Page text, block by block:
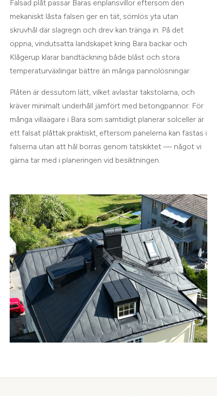
Falsad plåt passar Baras enplansvillor eftersom den
mekaniskt låsta falsen ger en tät, sömlös yta utan
skruvhål där slagregn och drev kan tränga in. På det
öppna, vindutsatta landskapet kring Bara backar och
Klågerup klarar bandtäckning både blåst och stora
temperaturväxlingar bättre än många pannolösningar.
Plåten är dessutom lätt, vilket avlastar takstolarna, och
kräver minimalt underhåll jämfört med betongpannor. För
många villaägare i Bara som samtidigt planerar solceller är
ett falsat plåttak praktiskt, eftersom panelerna kan fästas i
falserna utan att hål borras genom tätskiktet — något vi
gärna tar med i planeringen vid besiktningen.